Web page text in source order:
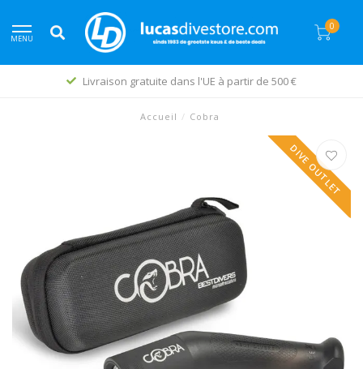
MENU
0
Livraison gratuite dans l'UE à partir de 500 €
Accueil / Cobra
DIVE OUTLET